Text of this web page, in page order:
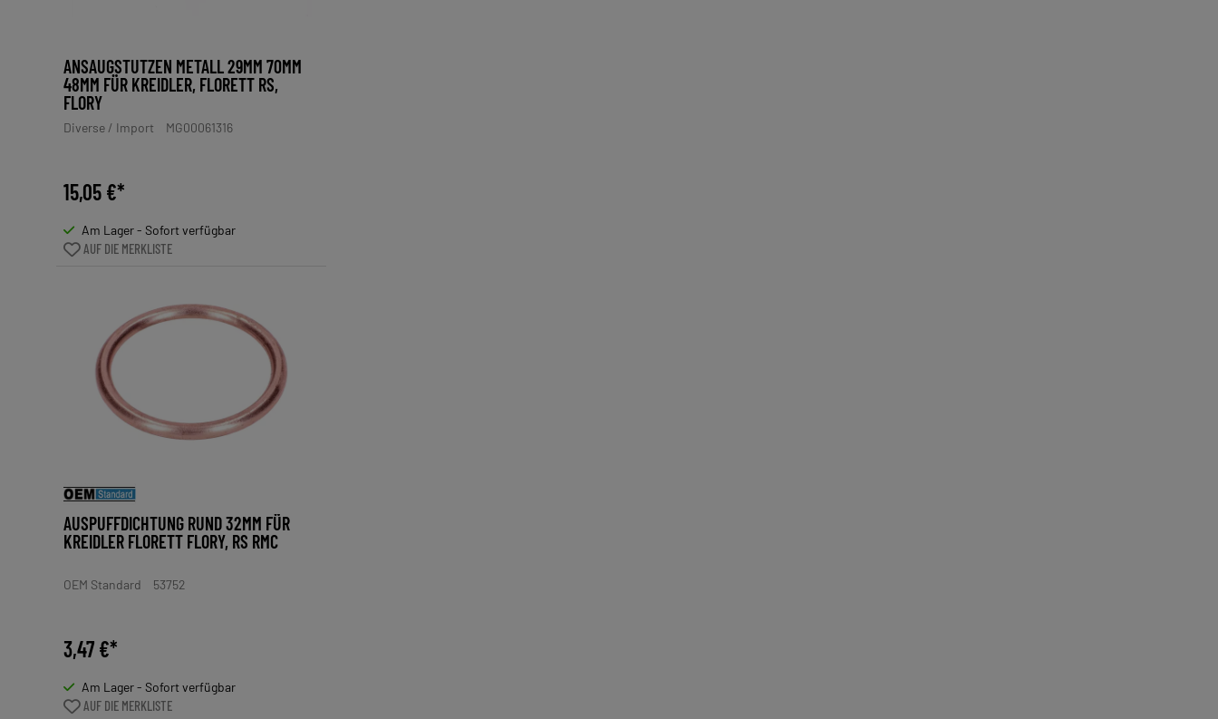
ANSAUGSTUTZEN METALL 29MM 70MM
48MM FÜR KREIDLER, FLORETT RS,
FLORY
Diverse / Import MG00061316
15,05 €*
Am Lager - Sofort verfügbar
AUF DIE MERKLISTE
AUSPUFFDICHTUNG RUND 32MM FÜR
KREIDLER FLORETT FLORY, RS RMC
OEM Standard 53752
3,47 €*
Am Lager - Sofort verfügbar
AUF DIE MERKLISTE